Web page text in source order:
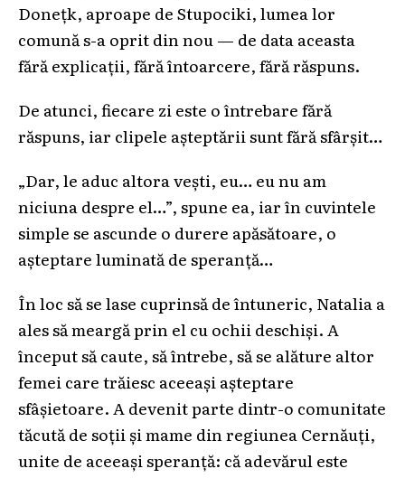
Donețk, aproape de Stupociki, lumea lor
comună s-a oprit din nou — de data aceasta
fără explicații, fără întoarcere, fără răspuns.
De atunci, fiecare zi este o întrebare fără
răspuns, iar clipele așteptării sunt fără sfârșit…
„Dar, le aduc altora vești, eu… eu nu am
niciuna despre el…”, spune ea, iar în cuvintele
simple se ascunde o durere apăsătoare, o
așteptare luminată de speranță…
În loc să se lase cuprinsă de întuneric, Natalia a
ales să meargă prin el cu ochii deschiși. A
început să caute, să întrebe, să se alăture altor
femei care trăiesc aceeași așteptare
sfâșietoare. A devenit parte dintr-o comunitate
tăcută de soții și mame din regiunea Cernăuți,
unite de aceeași speranță: că adevărul este